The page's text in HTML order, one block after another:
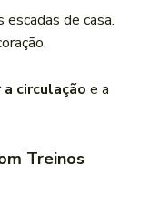
escadas de casa.
circulação e a
Treinos